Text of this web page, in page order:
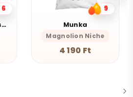
6
Kávé 3-pamut zsebes juta midi bevásárlótáska
9
Munka
Magnolion Niche
4 190 Ft